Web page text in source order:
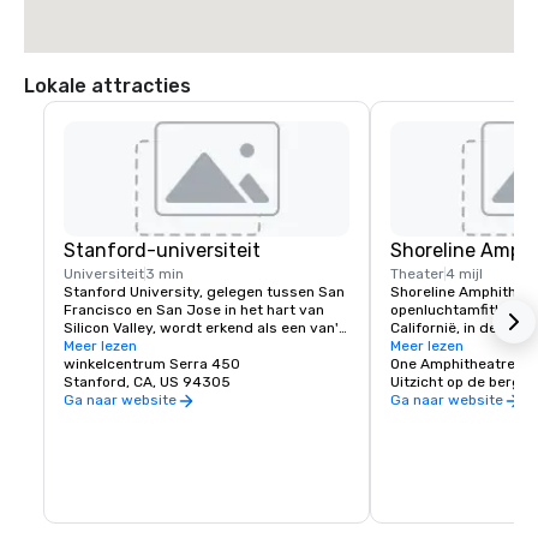
Lokale attracties
Stanford-universiteit
Universiteit3 min
Stanford University, gelegen tussen San
Francisco en San Jose in het hart van
Silicon Valley, wordt erkend als een van's
werelds toonaangevende onderzoeks-
en onderwijsinstellingen.
Meer lezen
winkelcentrum Serra 450
Stanford, CA, US 94305
Ga naar website
Shoreline
Theater4 mijl
Shoreline
Californië, in de San
De zaal heeft een
Meer lezen
One Amphitheatre
Uitzicht op de
Ga naar website